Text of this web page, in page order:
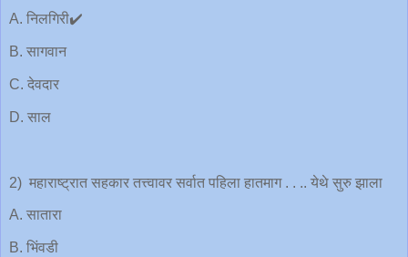
A. निलगिरी✔️
B. सागवान
C. देवदार
D. साल
2) महाराष्ट्रात सहकार तत्त्वावर सर्वात पहिला हातमाग . . .. येथे सुरु झाला
A. सातारा
B. भिंवडी